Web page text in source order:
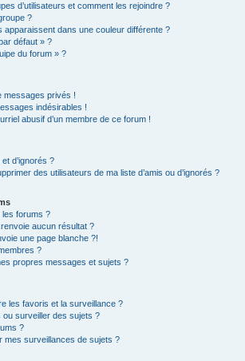
d’utilisateurs et comment les rejoindre ?
?
apparaissent dans une couleur différente ?
défaut » ?
du forum » ?
messages privés !
indésirables !
abusif d’un membre de ce forum !
d’ignorés ?
des utilisateurs de ma liste d’amis ou d’ignorés ?
forums ?
aucun résultat ?
une page blanche ?!
?
propres messages et sujets ?
les favoris et la surveillance ?
surveiller des sujets ?
?
mes surveillances de sujets ?